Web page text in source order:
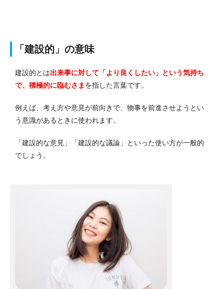
「建設的」の意味
建設的とは出来事に対して「より良くしたい」という気持ち
で、積極的に臨むさま を指した言葉です。
例えば、考え方や意見が前向きで、物事を前進させようとい
う意識があるときに使われます。
「建設的な意見」「建設的な議論」といった使い方が一般的
でしょう。